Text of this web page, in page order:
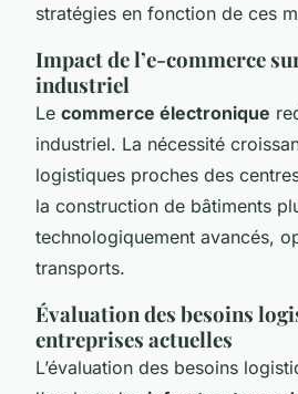
stratégies en fonction de ces
Impact de l’e-commerce
industriel
Le commerce électronique
industriel. La nécessité
logistiques proches des
la construction de bâtiments
technologiquement avancés,
transports.
Évaluation des besoins
entreprises actuelles
L’évaluation des besoins